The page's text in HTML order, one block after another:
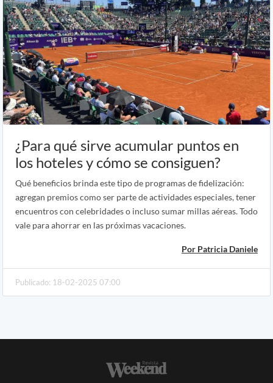
¿Para qué sirve acumular puntos en
los hoteles y cómo se consiguen?
Qué beneficios brinda este tipo de programas de fidelización:
agregan premios como ser parte de actividades especiales, tener
encuentros con celebridades o incluso sumar millas aéreas. Todo
vale para ahorrar en las próximas vacaciones.
Por Patricia Daniele
Publicado: 18-02-2025 07:00